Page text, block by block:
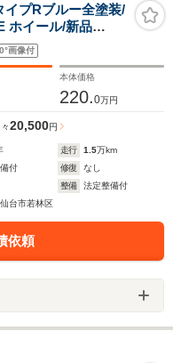
プRブルー全塗装/
ホイール/新品
ンダー/新品 フル
ECU/マフラ
画像付
本体価格
220.0万円
20,500円
走行 1.5万km
付 修復
なし
整備
法定整備付
台市若林区
依頼